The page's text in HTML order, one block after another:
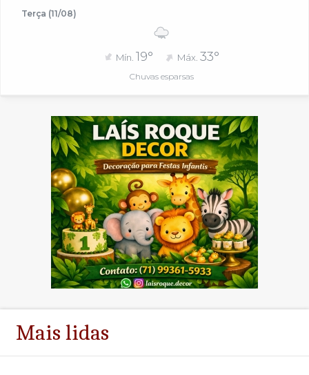
Terça (11/08)
Mín. 19° Máx. 33°
Chuvas esparsas
Mais lidas